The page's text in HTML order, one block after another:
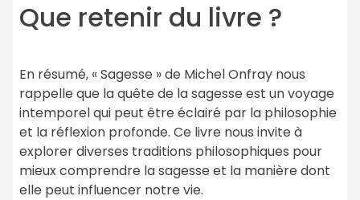
Que retenir du livre ?
En résumé, « Sagesse » de Michel Onfray nous
rappelle que la quête de la sagesse est un voyage
intemporel qui peut être éclairé par la philosophie
et la réflexion profonde. Ce livre nous invite à
explorer diverses traditions philosophiques pour
mieux comprendre la sagesse et la manière dont
elle peut influencer notre vie.